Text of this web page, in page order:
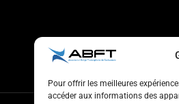
Pour offrir les meilleures
accéder aux informations des